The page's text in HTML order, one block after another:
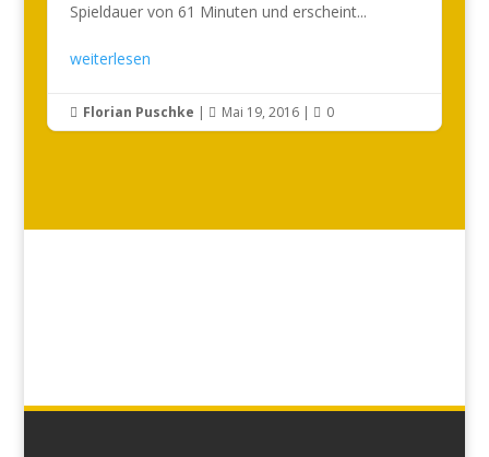
Spieldauer von 61 Minuten und erscheint...
weiterlesen
 Florian Puschke |  Mai 19, 2016|  0